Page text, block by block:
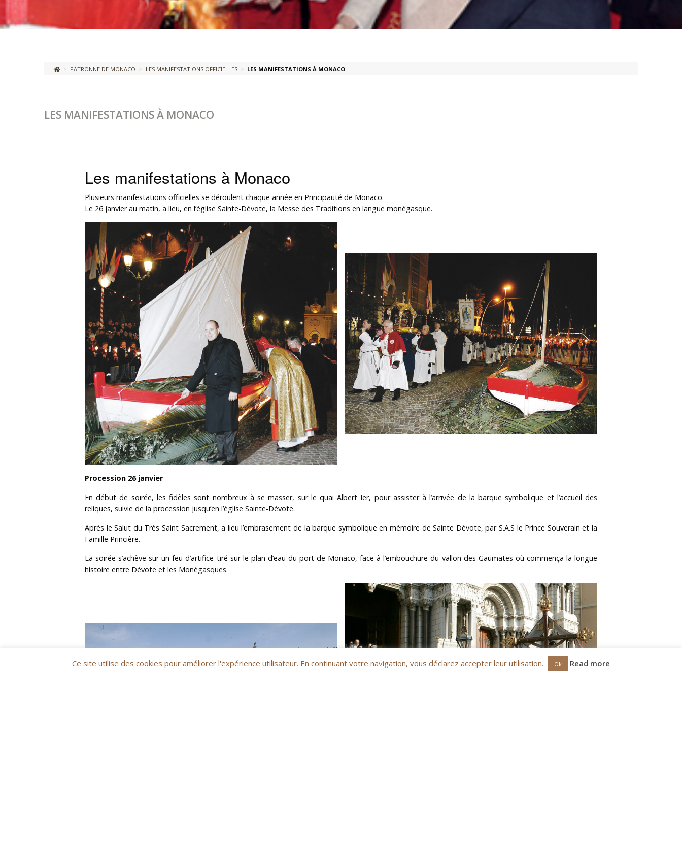
> PATRONNE DE MONACO > LES MANIFESTATIONS OFFICIELLES > LES MANIFESTATIONS À MONACO
LES MANIFESTATIONS À MONACO
Les manifestations à Monaco
Plusieurs manifestations officielles se déroulent chaque année en Principauté de Monaco.
Le 26 janvier au matin, a lieu, en l’église Sainte-Dévote, la Messe des Traditions en langue monégasque.
Procession 26 janvier
En début de soirée, les fidèles sont nombreux à se masser, sur le quai Albert Ier, pour assister à l’arrivée de la barque symbolique et l’accueil des
reliques, suivie de la procession jusqu’en l’église Sainte-Dévote.
Après le Salut du Très Saint Sacrement, a lieu l’embrasement de la barque symbolique en mémoire de Sainte Dévote, par S.A.S le Prince Souverain et la
Famille Princière.
La soirée s’achève sur un feu d’artifice tiré sur le plan d’eau du port de Monaco, face à l’embouchure du vallon des Gaumates où commença la longue
histoire entre Dévote et les Monégasques.
Ce site utilise des cookies pour améliorer l'expérience utilisateur. En continuant votre navigation, vous déclarez accepter leur utilisation. Ok Read more